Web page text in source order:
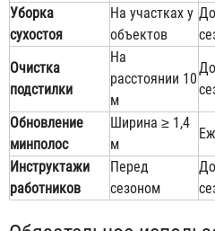
Уборка
сухостоя
На участках у
объектов
До
Очистка
подстилки
На
расстоянии 10
м
До
Обновление
минполос
Ширина ≥ 1,4
м
Инструктажи
работников
Перед
сезоном
До